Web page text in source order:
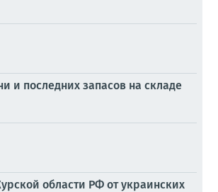
и последних запасов на складе
области РФ от украинских